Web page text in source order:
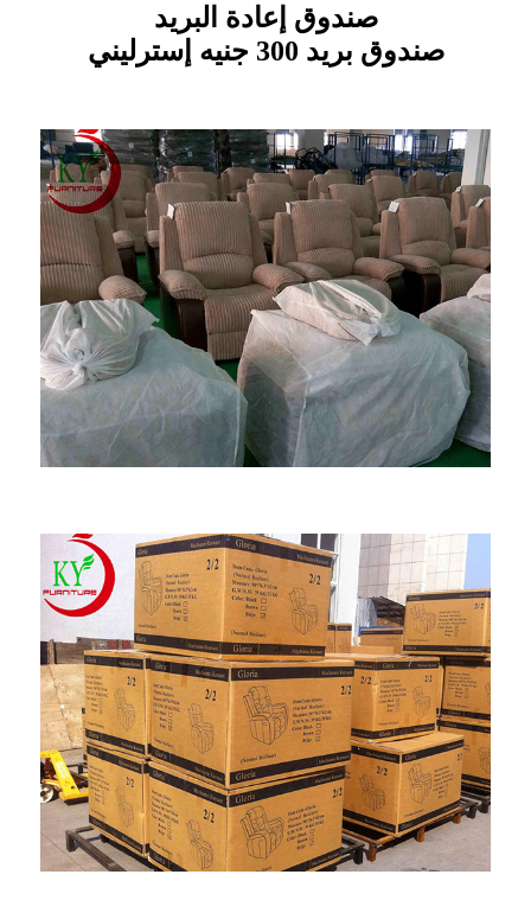
صندوق إعادة البريد
صندوق بريد 300 جنيه إسترليني